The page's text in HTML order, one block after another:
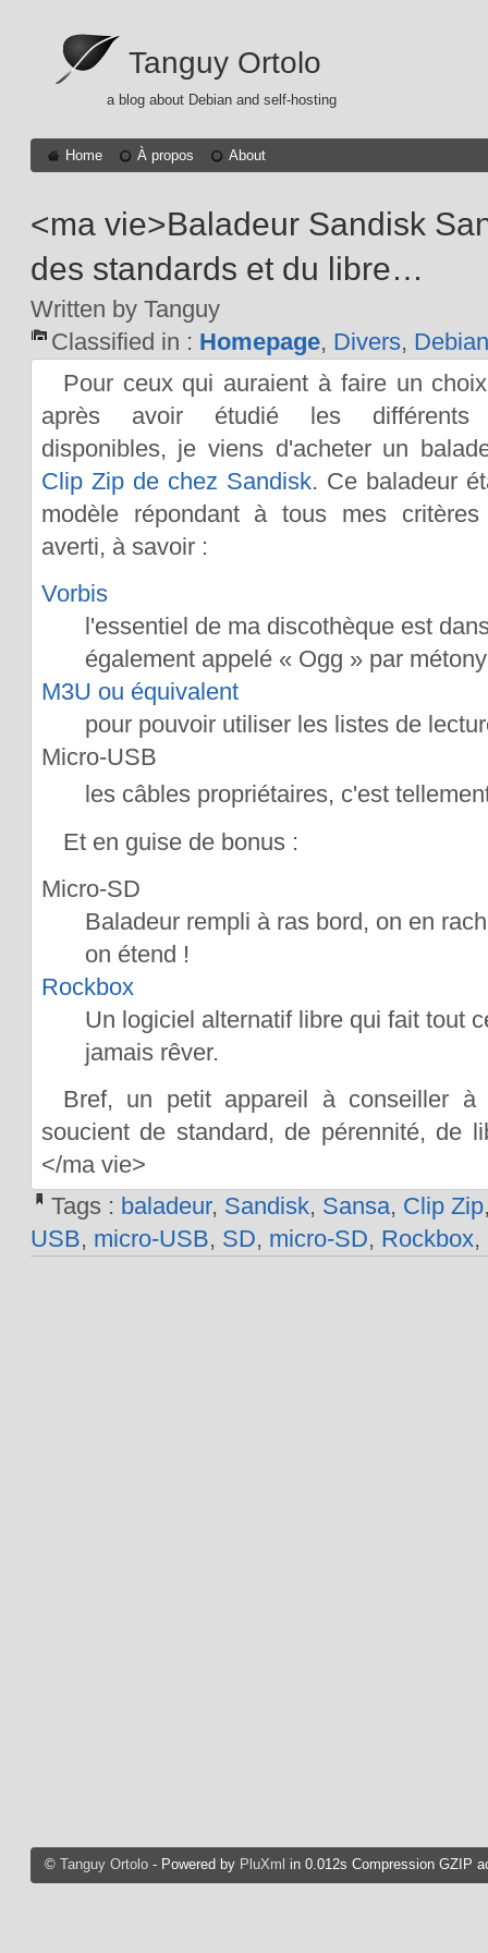
Tanguy Ortolo
a blog about Debian and self-hosting
Home À propos About
<ma vie>Baladeur Sandisk
des standards et du libre…
Written by Tanguy
Classified in : Homepage, Divers,
Pour ceux qui auraient à faire un
après avoir étudié les différents
disponibles, je viens d'acheter un
Clip Zip de chez Sandisk. Ce baladeur
modèle répondant à tous mes
averti, à savoir :
Vorbis
l'essentiel de ma discothèque est
également appelé « Ogg » par
M3U ou équivalent
pour pouvoir utiliser les listes de
Micro-USB
les câbles propriétaires, c'est
Et en guise de bonus :
Micro-SD
Baladeur rempli à ras bord, on en
on étend !
Rockbox
Un logiciel alternatif libre qui fait tout
jamais rêver.
Bref, un petit appareil à conseiller
soucient de standard, de pérennité, de
</ma vie>
Tags : baladeur, Sandisk, Sansa, Clip Zip
USB, micro-USB, SD, micro-SD, Rockbox,
© Tanguy Ortolo- Powered by PluXml in 0.012s Compression GZIP